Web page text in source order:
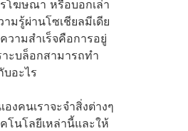
รโฆษณา หรือบอกเล่า
มรู้ผ่านโซเชียลมีเดีย
วามสำเร็จคือการอยู่
ะบล็อกสามารถทำ
อะไร
งคนเราจะจำสิ่งต่างๆ
โนโลยีเหล่านี้และให้